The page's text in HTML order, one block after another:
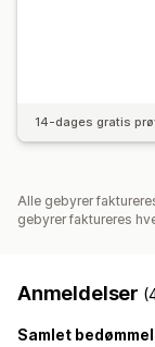
14-dages gratis
Alle gebyrer
gebyrer faktureres
Anmeldelser
Samlet